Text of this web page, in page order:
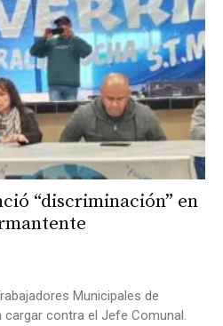
“discriminación” en
Municipales de
cargar contra el Jefe Comunal.